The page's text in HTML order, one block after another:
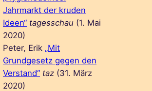
Jahrmarkt der kruden
Ideen“ tagesschau (1. Mai
2020)
Peter, Erik „Mit
Grundgesetz gegen den
Verstand“ taz (31. März
2020)